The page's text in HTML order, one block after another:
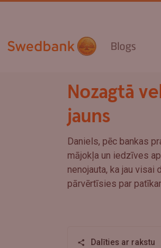
Blogs
Nozagtā
jauns
Daniels, pēc bankas
mājokļa un iedzīves
nenojauta, ka jau
pārvērtīsies par
Dalīties ar rakstu